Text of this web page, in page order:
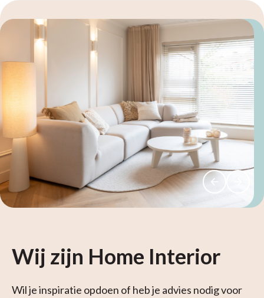
Wij zijn Home Interior
Wil je inspiratie opdoen of heb je advies nodig voor